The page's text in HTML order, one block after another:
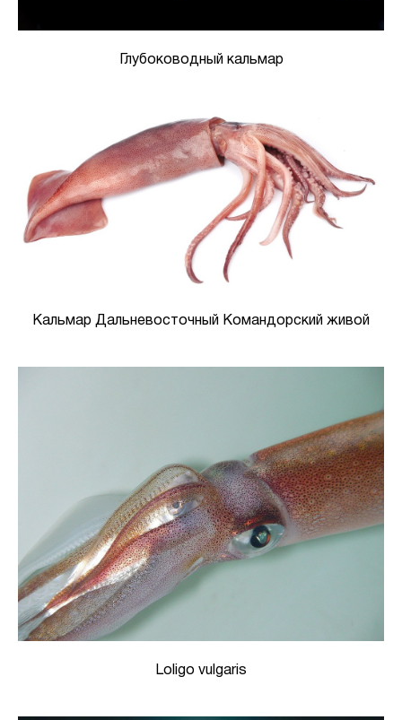
Глубоководный кальмар
Кальмар Дальневосточный Командорский живой
Loligo vulgaris